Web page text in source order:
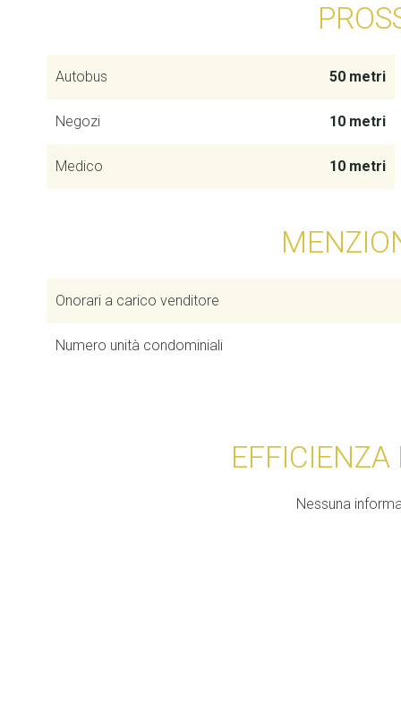
Autobus 50 metri
Negozi 10 metri
Medico 10 metri
Onorari a carico venditore
Numero unità condominiali
EFFICIENZA
Nessuna